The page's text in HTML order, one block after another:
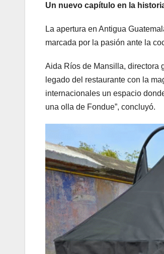
Un nuevo capítulo en la
La apertura en Antigua
marcada por la pasión ante la
Aida Ríos de Mansilla, directora
legado del restaurante con la
internacionales un espacio
una olla de Fondue”, concluyó.